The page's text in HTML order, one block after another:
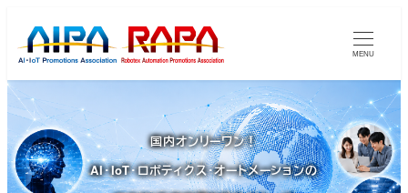
イ
ン
コ
ン
テ
ン
MENU
国内オンリーワン！
AI・IoT・ロボティクス・オートメーションの